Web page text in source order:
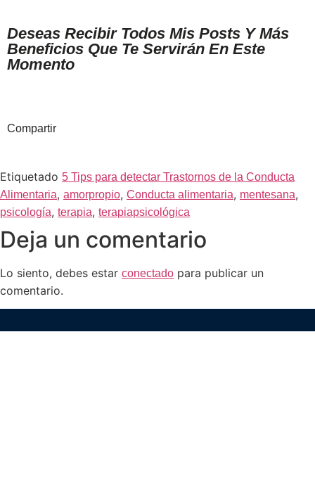
Deseas Recibir Todos Mis Posts Y Más
Beneficios Que Te Servirán En Este
Momento
Compartir
Etiquetado 5 Tips para detectar Trastornos de la Conducta
Alimentaria, amorpropio, Conducta alimentaria, mentesana,
psicología, terapia, terapiapsicológica
Deja un comentario
Lo siento, debes estar conectado para publicar un
comentario.